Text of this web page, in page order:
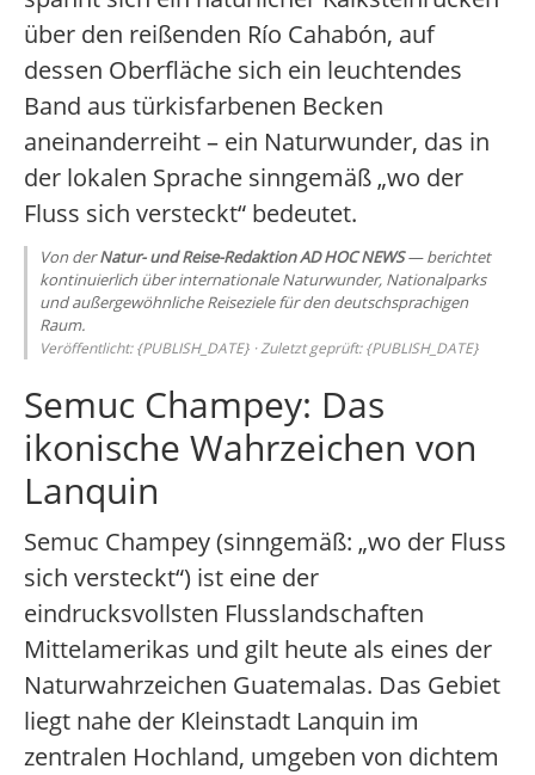
über den reißenden Río Cahabón, auf
dessen Oberfläche sich ein leuchtendes
Band aus türkisfarbenen Becken
aneinanderreiht – ein Naturwunder, das in
der lokalen Sprache sinngemäß „wo der
Fluss sich versteckt“ bedeutet.
Von derNatur- und Reise-Redaktion AD HOC NEWS— berichtet
kontinuierlich über internationale Naturwunder, Nationalparks
und außergewöhnliche Reiseziele für den deutschsprachigen
Raum.
Veröffentlicht: {PUBLISH_DATE} · Zuletzt geprüft: {PUBLISH_DATE}
Semuc Champey: Das
ikonische Wahrzeichen von
Lanquin
Semuc Champey (sinngemäß: „wo der Fluss
sich versteckt“) ist eine der
eindrucksvollsten Flusslandschaften
Mittelamerikas und gilt heute als eines der
Naturwahrzeichen Guatemalas. Das Gebiet
liegt nahe der Kleinstadt Lanquin im
zentralen Hochland, umgeben von dichtem